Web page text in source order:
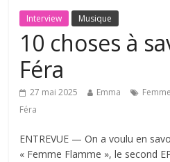
Interview Musique
10 choses à
Féra
27 mai 2025 Emma
Féra
ENTREVUE — On a voulu en
« Femme Flamme », le second